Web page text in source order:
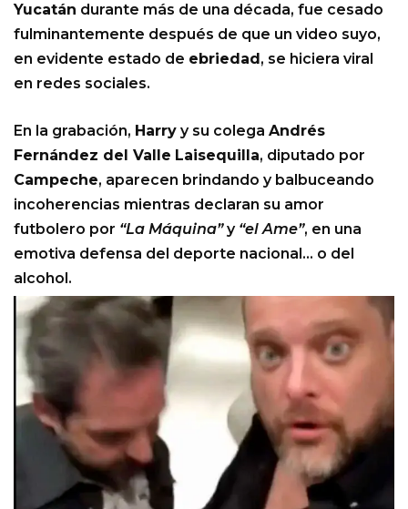
Yucatán durante más de una década, fue cesado
fulminantemente después de que un video suyo,
en evidente estado de ebriedad, se hiciera viral
en redes sociales.
En la grabación, Harry y su colega Andrés
Fernández del Valle Laisequilla, diputado por
Campeche, aparecen brindando y balbuceando
incoherencias mientras declaran su amor
futbolero por “La Máquina”y “el Ame”, en una
emotiva defensa del deporte nacional… o del
alcohol.